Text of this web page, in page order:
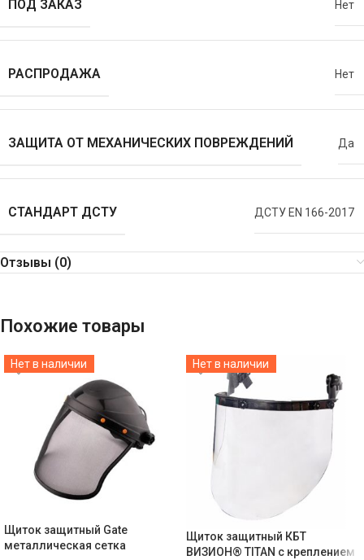
ПОД ЗАКАЗ Нет
РАСПРОДАЖА Нет
ЗАЩИТА ОТ МЕХАНИЧЕСКИХ ПОВРЕЖДЕНИЙ Да
СТАНДАРТ ДСТУ ДСТУ EN 166-2017
Отзывы (0)
Похожие товары
Нет в наличии
Щиток защитный Gate
металлическая сетка
Нет в наличии
Щиток защитный КБТ
ВИЗИОН® TITAN с креплением